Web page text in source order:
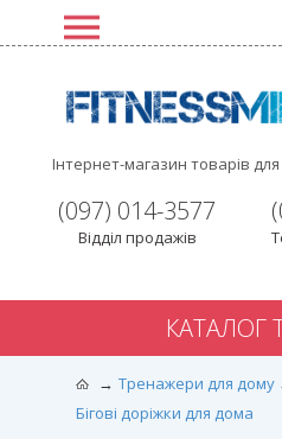
Інтернет-магазин товарів для
(097) 014-3577
Відділ продажів
КАТАЛОГ
Тренажери для дому
Бігові доріжки для дома